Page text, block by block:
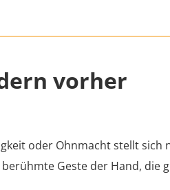
vorher
oder Ohnmacht stellt sich
Geste der Hand, die